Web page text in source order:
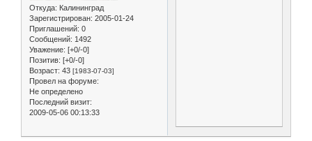
Откуда: Калининград
Зарегистрирован: 2005-01-24
Приглашений: 0
Сообщений: 1492
Уважение: [+0/-0]
Позитив: [+0/-0]
Возраст: 43 [1983-07-03]
Провел на форуме:
Не определено
Последний визит:
2009-05-06 00:13:33